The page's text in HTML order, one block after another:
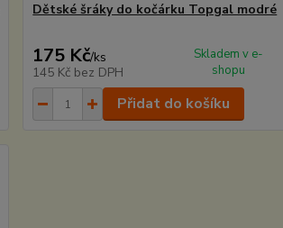
Dětské šráky do kočárku Topgal modré
175 Kč/ks
145 Kč bez DPH
Skladem v e-
shopu
Přidat do košíku